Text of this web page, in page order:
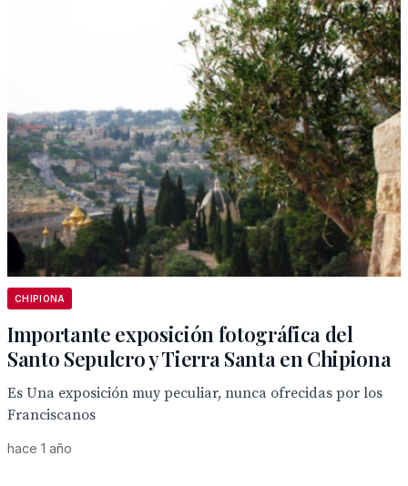
CHIPIONA
Importante exposición fotográfica del
Santo Sepulcro y Tierra Santa en Chipiona
Es Una exposición muy peculiar, nunca ofrecidas por los
Franciscanos
hace 1 año